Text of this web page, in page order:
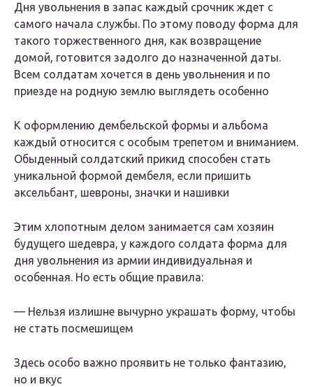
Дня увольнения в запас каждый срочник ждет с
самого начала службы. По этому поводу форма для
такого торжественного дня, как возвращение
домой, готовится задолго до назначенной даты.
Всем солдатам хочется в день увольнения и по
приезде на родную землю выглядеть особенно
К оформлению дембельской формы и альбома
каждый относится с особым трепетом и вниманием.
Обыденный солдатский прикид способен стать
уникальной формой дембеля, если пришить
аксельбант, шевроны, значки и нашивки
Этим хлопотным делом занимается сам хозяин
будущего шедевра, у каждого солдата форма для
дня увольнения из армии индивидуальная и
особенная. Но есть общие правила:
— Нельзя излишне вычурно украшать форму, чтобы
не стать посмешищем
Здесь особо важно проявить не только фантазию,
но и вкус